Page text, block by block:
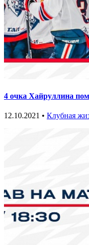
4 очка Хайруллина
12.10.2021 • Клубная